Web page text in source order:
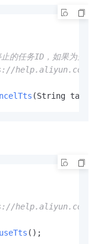
的任务ID，如果为空则
help.aliyun.com/
(String
help.aliyun.com/
() ;